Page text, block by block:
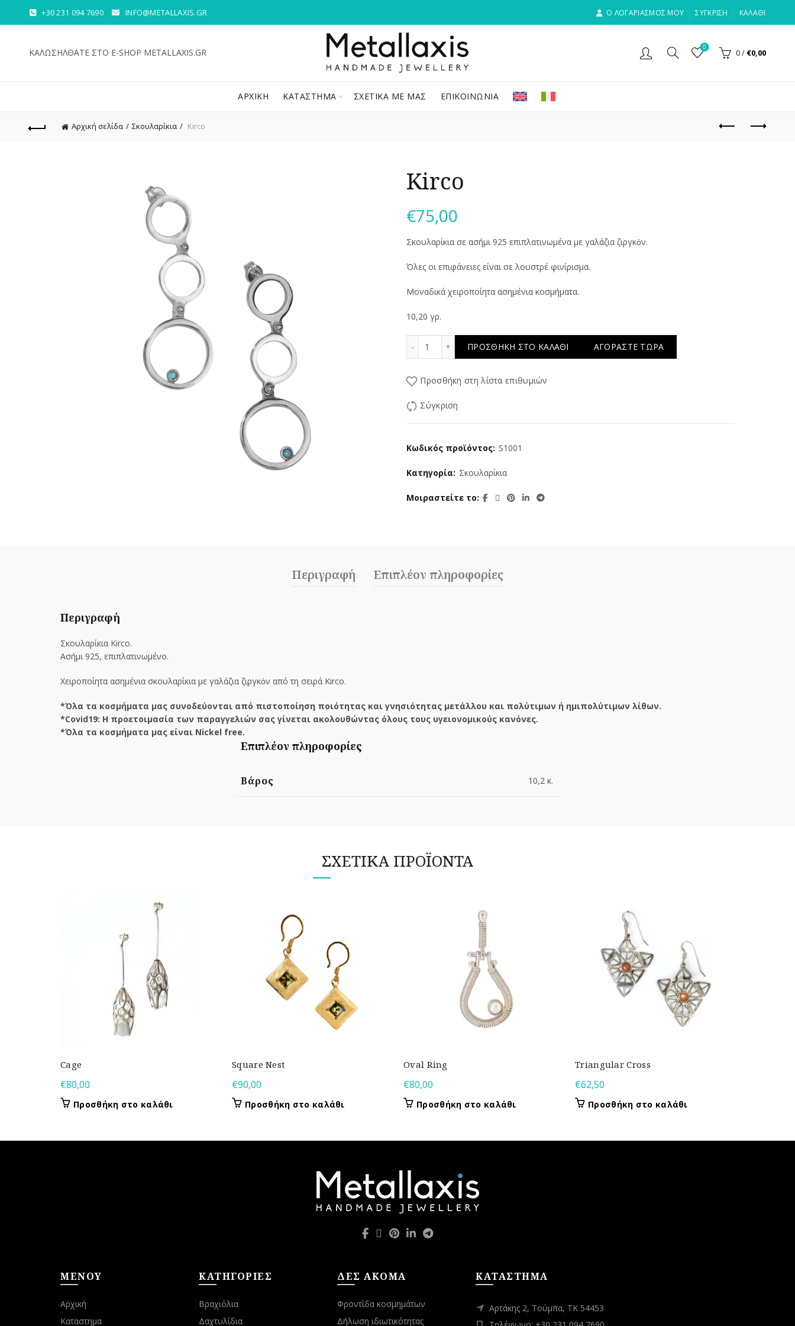
+30 231 094 7690 INFO@METALLAXIS.GR Ο ΛΟΓΑΡΙΑΣΜΟΣ ΜΟΥ ΣΎΓΚΡΙΣΗ ΚΑΛΆΘΙ
ΚΑΛΩΣΗΛΘΑΤΕ ΣΤΟ E-SHOP METALLAXIS.GR 0
0/ €0,00
ΑΡΧΙΚΉ ΚΑΤΆΣΤΗΜΑ ΣΧΕΤΙΚΆ ΜΕ ΜΑΣ ΕΠΙΚΟΙΝΩΝΊΑ
Αρχική σελίδα Σκουλαρίκια Kirco
Kirco
€75,00
Σκουλαρίκια σε ασήμι 925 επιπλατινωμένα με γαλάζια ζιργκὀν.
Όλες οι επιφάνειες είναι σε λουστρέ φινίρισμα.
Μοναδικά χειροποίητα ασημένια κοσμήματα.
10,20 γρ.
ΠΡΟΣΘΉΚΗ ΣΤΟ ΚΑΛΆΘΙ ΑΓΟΡΆΣΤΕ ΤΏΡΑ
Προσθήκη στη λίστα επιθυμιών
Σύγκριση
Κωδικός προϊόντος: S1001
Κατηγορία: Σκουλαρίκια
Μοιραστείτε το
Περιγραφή Επιπλέον πληροφορίες
Περιγραφή
Σκουλαρίκια Kirco.
Ασήμι 925, επιπλατινωμένο.
Χειροποίητα ασημένια σκουλαρίκια με γαλάζια ζιργκὀν από τη σειρά Kirco.
*Όλα τα κοσμήματα μας συνοδεύονται από πιστοποίηση ποιότητας και γνησιότητας μετάλλου και πολύτιμων ή ημιπολύτιμων λίθων.
*Covid19: Η προετοιμασία των παραγγελιών σας γίνεται ακολουθώντας όλους τους υγειονομικούς κανόνες.
*Όλα τα κοσμήματα μας είναι Nickel free.
Επιπλέον πληροφορίες
Βάρος 10,2 κ.
ΣΧΕΤΙΚΆ ΠΡΟΪΌΝΤΑ
Cage
€80,00
Προσθήκη στο καλάθι
Square Nest
€90,00
Προσθήκη στο καλάθι
Oval Ring
€80,00
Προσθήκη στο καλάθι
Triangular Cross
€62,50
Προσθήκη στο καλάθι
ΜΕΝΟΥ
Αρχική
Καταστημα
ΚΑΤΗΓΟΡΙΕΣ
Βραχιόλια
Δαχτυλίδια
ΔΕΣ ΑΚΟΜΑ
Φροντίδα κοσμημάτων
Δήλωση ιδιωτικότητας
ΚΑΤΑΣΤΗΜΑ
Αρτάκης 2, Τούμπα, ΤΚ 54453